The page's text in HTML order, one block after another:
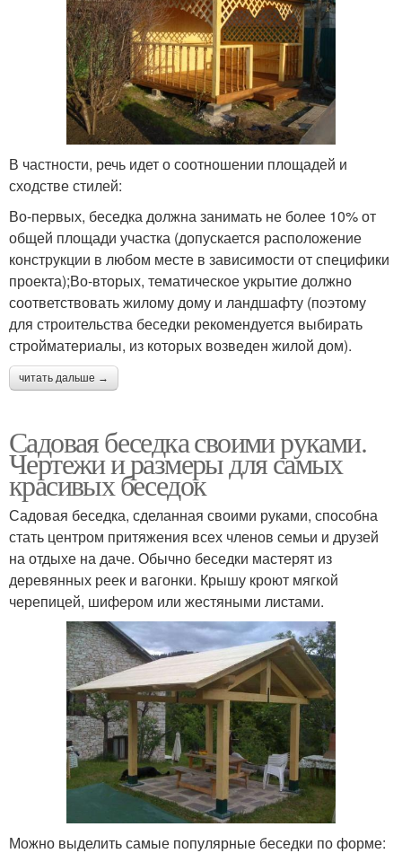
В частности, речь идет о соотношении площадей и
сходстве стилей:
Во-первых, беседка должна занимать не более 10% от
общей площади участка (допускается расположение
конструкции в любом месте в зависимости от специфики
проекта);Во-вторых, тематическое укрытие должно
соответствовать жилому дому и ландшафту (поэтому
для строительства беседки рекомендуется выбирать
стройматериалы, из которых возведен жилой дом).
читать дальше →
Садовая беседка своими руками.
Чертежи и размеры для самых
красивых беседок
Садовая беседка, сделанная своими руками, способна
стать центром притяжения всех членов семьи и друзей
на отдыхе на даче. Обычно беседки мастерят из
деревянных реек и вагонки. Крышу кроют мягкой
черепицей, шифером или жестяными листами.
Можно выделить самые популярные беседки по форме: